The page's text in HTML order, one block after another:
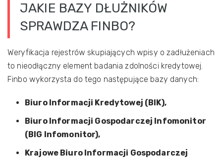
JAKIE BAZY DŁUŻNIKÓW
SPRAWDZA FINBO?
Weryfikacja rejestrów skupiających wpisy o zadłużeniach
to nieodłączny element badania zdolności kredytowej.
Finbo wykorzysta do tego następujące bazy danych:
Biuro Informacji Kredytowej (BIK),
Biuro Informacji Gospodarczej Infomonitor
(BIG Infomonitor),
Krajowe Biuro Informacji Gospodarczej